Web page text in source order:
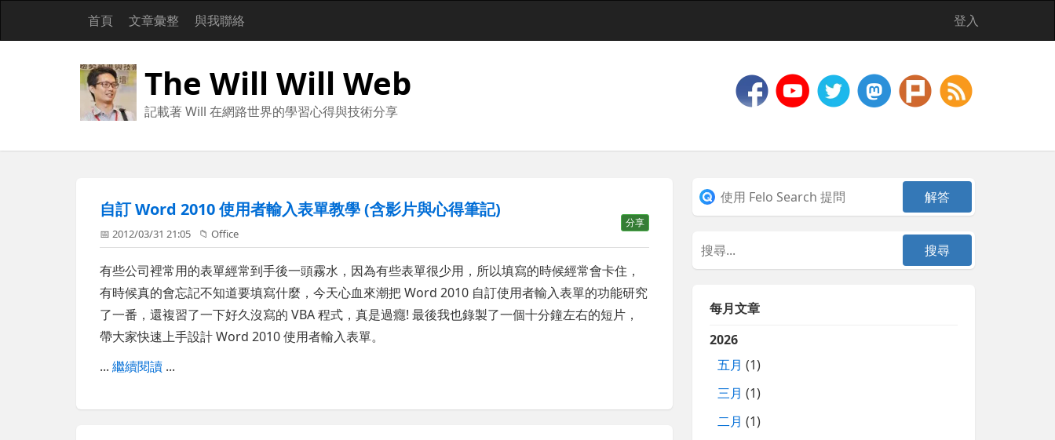
首頁 文章彙整 與我聯絡 登入
The Will Will Web
記載著 Will 在網路世界的學習心得與技術分享
自訂 Word 2010 使用者輸入表單教學 (含影片與心得筆記)
分享
📅 2012/03/31 21:05 📁Office
有些公司裡常用的表單經常到手後一頭霧水，因為有些表單很少用，所以填寫的時候經常會卡住，
有時候真的會忘記不知道要填寫什麼，今天心血來潮把 Word 2010 自訂使用者輸入表單的功能研究
了一番，還複習了一下好久沒寫的 VBA 程式，真是過癮! 最後我也錄製了一個十分鐘左右的短片，
帶大家快速上手設計 Word 2010 使用者輸入表單。
...繼續閱讀 ...
每月文章
2026
五月 (1)
三月 (1)
二月 (1)